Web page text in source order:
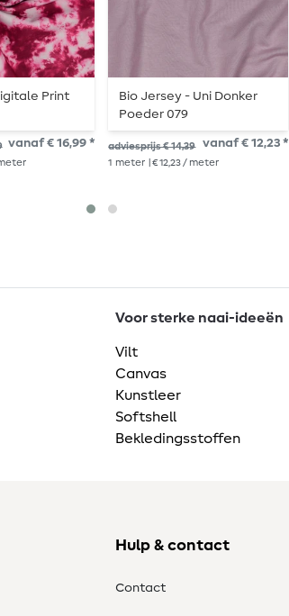
Print
vanaf € 16,99 *
meter
Bio Jersey - Uni Donker
Poeder 079
adviesprijs € 14,39 vanaf € 12,23 *
1 meter | € 12,23 / meter
Voor sterke naai-ideeën
Vilt
Canvas
Kunstleer
Softshell
Bekledingsstoffen
Hulp & contact
Contact